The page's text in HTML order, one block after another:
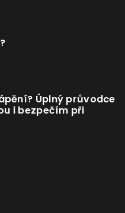
Úplný průvodce
i bezpečím při